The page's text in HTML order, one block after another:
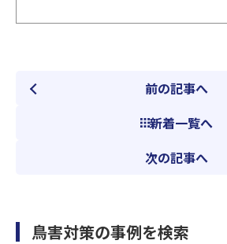
前の記事へ
新着一覧へ
次の記事へ
鳥害対策の事例を検索